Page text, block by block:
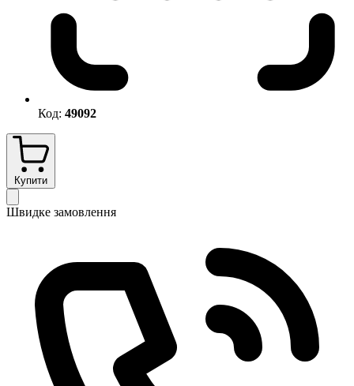
Код: 49092
Купити
Швидке замовлення